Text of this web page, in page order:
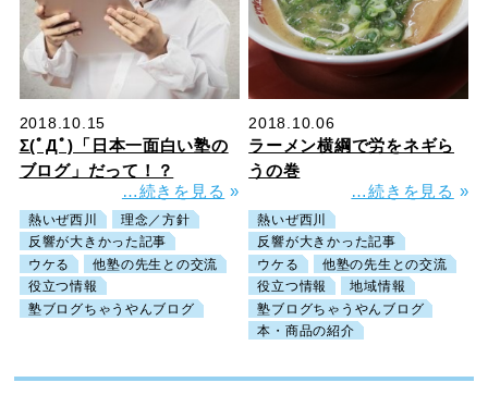
2018.10.15
Σ(ﾟДﾟ)「日本一面白い塾の
ブログ」だって！？
…続きを見る »
熱いぜ西川
理念／方針
反響が大きかった記事
ウケる
他塾の先生との交流
役立つ情報
塾ブログちゃうやんブログ
2018.10.06
ラーメン横綱で労をネギら
うの巻
…続きを見る »
熱いぜ西川
反響が大きかった記事
ウケる
他塾の先生との交流
役立つ情報
地域情報
塾ブログちゃうやんブログ
本・商品の紹介